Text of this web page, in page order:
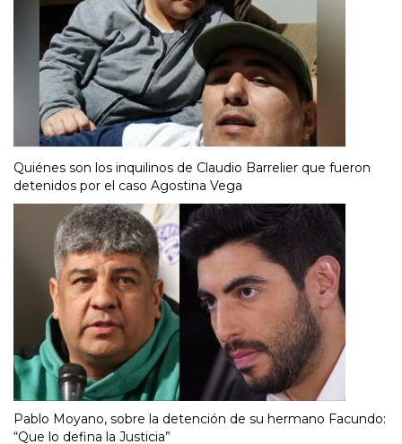
Quiénes son los inquilinos de Claudio Barrelier que fueron
detenidos por el caso Agostina Vega
Pablo Moyano, sobre la detención de su hermano Facundo:
“Que lo defina la Justicia”